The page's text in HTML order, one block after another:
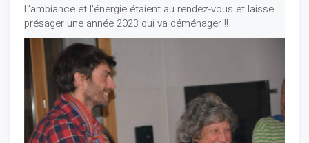
L'ambiance et l'énergie étaient au rendez-vous et laisse
présager une année 2023 qui va déménager !!